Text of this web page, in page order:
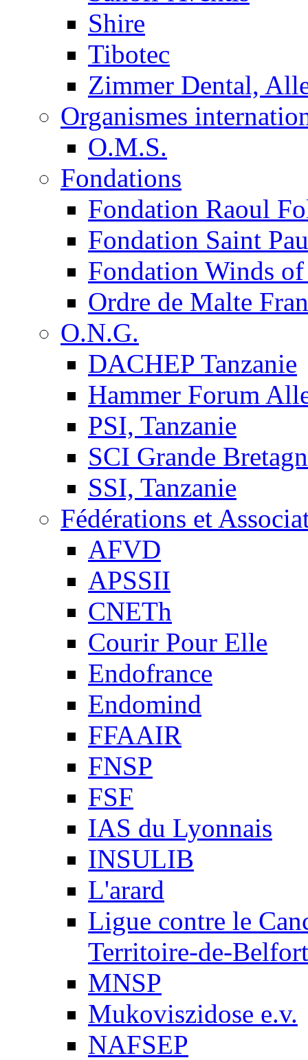
Shire
Tibotec
Zimmer Dental,
Organismes
O.M.S.
Fondations
Fondation Raoul
Fondation Saint
Fondation Winds
Ordre de Malte
O.N.G.
DACHEP Tanzanie
Hammer Forum
PSI, Tanzanie
SCI Grande
SSI, Tanzanie
Fédérations et
AFVD
APSSII
CNETh
Courir Pour Elle
Endofrance
Endomind
FFAAIR
FNSP
FSF
IAS du Lyonnais
INSULIB
L'arard
Ligue contre le
Territoire-de-Belfort
MNSP
Mukoviszidose e.v.
NAFSEP